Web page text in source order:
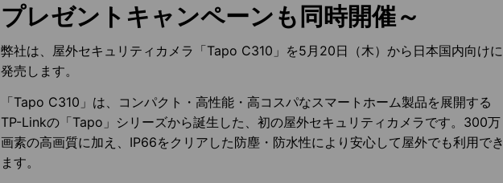
プレゼントキャンペーンも同時開催～
弊社は、屋外セキュリティカメラ「Tapo C310」を5月20日（木）から日本国内向けに
発売します。
「Tapo C310」は、コンパクト・高性能・高コスパなスマートホーム製品を展開する
TP-Linkの「Tapo」シリーズから誕生した、初の屋外セキュリティカメラです。300万
画素の高画質に加え、IP66をクリアした防塵・防水性により安心して屋外でも利用でき
ます。